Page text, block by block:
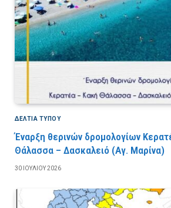
ΔΕΛΤΙΑ ΤΥΠΟΥ
Έναρξη θερινών δρομολογίων
Θάλασσα – Δασκαλειό (Αγ. Μαρίνα)
30 ΙΟΥΛΊΟΥ 2026